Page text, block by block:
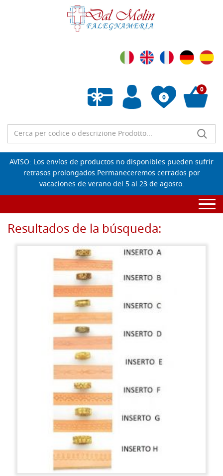
0
0
AVISO: Los envíos de productos no disponibles pueden sufrir
retrasos prolongados.Permaneceremos cerrados por
vacaciones de verano del 5 al 23 de agosto.
Resultados de la búsqueda: